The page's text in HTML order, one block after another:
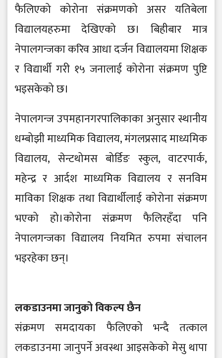
फैलिएको कोरोना संक्रमणको असर यतिबेला
विद्यालयहरुमा देखिएको छ। बिहीबार मात्र
नेपालगन्जका करिव आधा दर्जन विद्यालयमा शिक्षक
र विद्यार्थी गरी १५ जनालाई कोरोना संक्रमण पुष्टि
भइसकेको छ।
नेपालगन्ज उपमहानगरपालिकाका अनुसार स्थानीय
धम्बोझी माध्यमिक विद्यालय, मंगलप्रसाद माध्यमिक
विद्यालय, सेन्टथोमस बोर्डिङ स्कुल, वाटरपार्क,
महेन्द्र र आर्दश माध्यमिक विद्यालय र सनविम
माविका शिक्षक तथा विद्यार्थीलाई कोरोना संक्रमण
भएको हो।कोरोना संक्रमण फैलिरहँदा पनि
नेपालगन्जका विद्यालय नियमित रुपमा संचालन
भइरहेका छन्।
लकडाउनमा जानुको विकल्प छैन
संक्रमण समदायका फैलिएको भन्दै तत्काल
लकडाउनमा जानुपर्ने अवस्था आइसकेको मेसु थापा